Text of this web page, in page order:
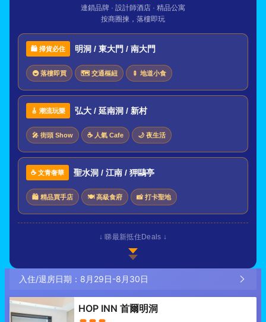
連鎖品牌 · 設計師酒店 · 精品公寓
按商圈揀，落樓即玩
🛍️ 掃貨必住 明洞 / 東大門 / 南大門
🚇 落樓即買 🗺 交通樞紐 🍢 地道小食
🎸 潮流玩樂 弘大 / 延南洞 / 新村
🎤 街頭 Show ☕ 人氣 Cafe 🌙 夜生活
☕ 文青奢華 聖水洞 / 江南 / 狎鷗亭
🛍 精品買手店 🍽 高級食府 📸 打卡聖地
↓ 睇最新抵住Deals ↓
入住/退房日期： 8月29日-8月30日
HOP INN 首爾明洞